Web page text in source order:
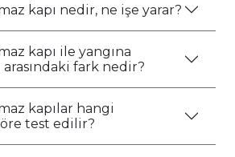
kapı nedir, ne işe yarar?
kapı ile yangına
arasındaki fark nedir?
kapılar hangi
test edilir?